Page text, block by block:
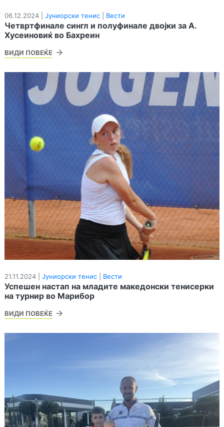
06.12.2024 | Јуниорски тенис Вести
Четвртфинале сингл и полуфинале двојки за А.
Хусеиновиќ во Бахреин
ВИДИ ПОВЕЌЕ
21.11.2024 | Јуниорски тенис Вести
Успешен настап на младите македонски тенисерки
на турнир во Марибор
ВИДИ ПОВЕЌЕ